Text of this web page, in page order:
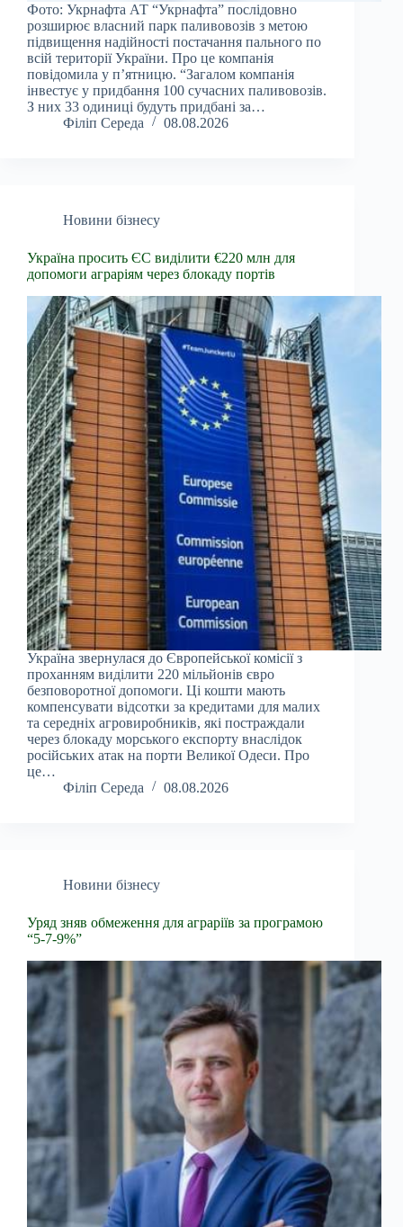
Фото: Укрнафта АТ “Укрнафта” послідовно
розширює власний парк паливовозів з метою
підвищення надійності постачання пального по
всій території України. Про це компанія
повідомила у п’ятницю. “Загалом компанія
інвестує у придбання 100 сучасних паливовозів.
З них 33 одиниці будуть придбані за…
Філіп Середа
08.08.2026
Новини бізнесу
Україна просить ЄС виділити €220 млн для
допомоги аграріям через блокаду портів
Україна звернулася до Європейської комісії з
проханням виділити 220 мільйонів євро
безповоротної допомоги. Ці кошти мають
компенсувати відсотки за кредитами для малих
та середніх агровиробників, які постраждали
через блокаду морського експорту внаслідок
російських атак на порти Великої Одеси. Про
це…
Філіп Середа
08.08.2026
Новини бізнесу
Уряд зняв обмеження для аграріїв за програмою
“5-7-9%”